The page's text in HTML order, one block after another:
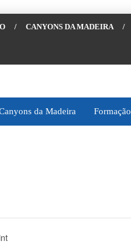
/ CANYONS DA MADEIRA /
da Madeira Formação